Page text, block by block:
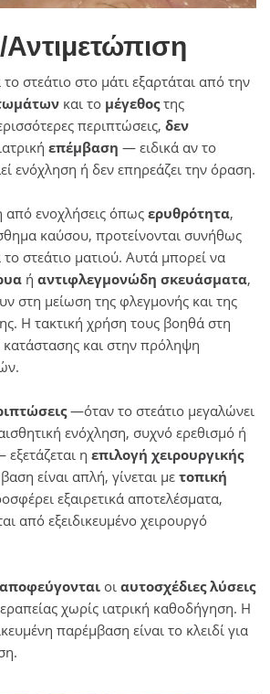
στεάτιο στο μάτι εξαρτάται από την
και το μέγεθοςτης
περιπτώσεις, δεν
επέμβαση — ειδικά αν το
ενόχληση ή δεν επηρεάζει την όραση.
από ενοχλήσεις όπως ερυθρότητα,
καύσου, προτείνονται συνήθως
το στεάτιο ματιού. Αυτά μπορεί να
ή αντιφλεγμονώδη σκευάσματα,
στη μείωση της φλεγμονής και της
Η τακτική χρήση τους βοηθά στη
και στην πρόληψη
—όταν το στεάτιο μεγαλώνει
ενόχληση, συχνό ερεθισμό ή
η επιλογή χειρουργικής
είναι απλή, γίνεται με τοπική
εξαιρετικά αποτελέσματα,
από εξειδικευμένο χειρουργό
αποφεύγονται οι αυτοσχέδιες λύσεις
χωρίς ιατρική καθοδήγηση. Η
παρέμβαση είναι το κλειδί για